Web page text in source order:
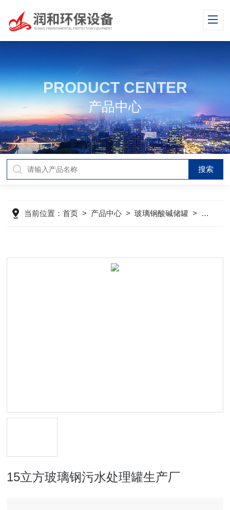
PRODUCT CENTER
产品中心
当前位置：首页 > 产品中心 >玻璃钢酸碱储罐 > 玻璃钢
15立方玻璃钢污水处理罐生产厂